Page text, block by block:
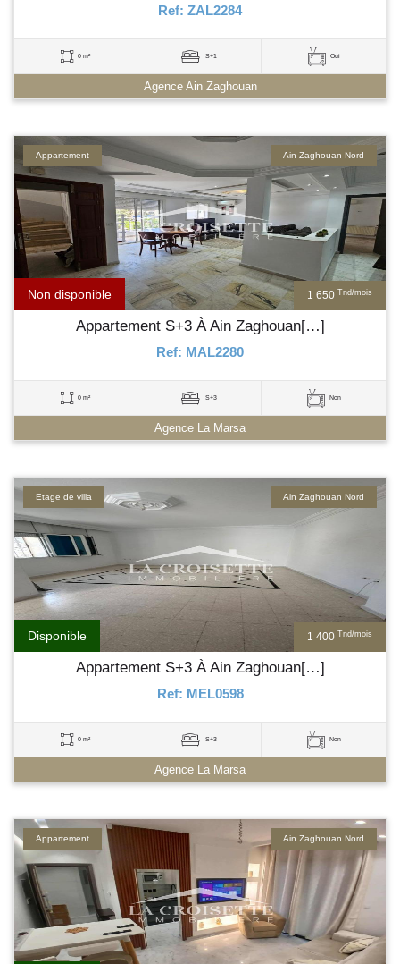
Ref: ZAL2284
0 m² S+1 Oui
Agence Ain Zaghouan
1 650 Tnd/mois
Non disponible
Ain Zaghouan Nord
Appartement
Appartement S+3 À Ain Zaghouan[…]
Ref: MAL2280
0 m² S+3 Non
Agence La Marsa
1 400 Tnd/mois
Disponible
Ain Zaghouan Nord
Etage de villa
Appartement S+3 À Ain Zaghouan[…]
Ref: MEL0598
0 m² S+3 Non
Agence La Marsa
Ain Zaghouan Nord
Appartement